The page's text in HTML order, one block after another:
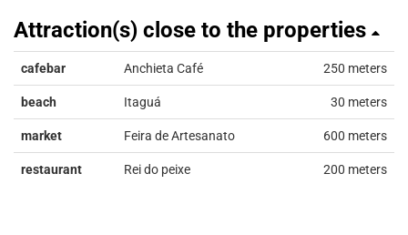
Attraction(s) close to the properties
cafebar Anchieta Café 250 meters
beach Itaguá 30 meters
market Feira de Artesanato 600 meters
restaurant Rei do peixe 200 meters